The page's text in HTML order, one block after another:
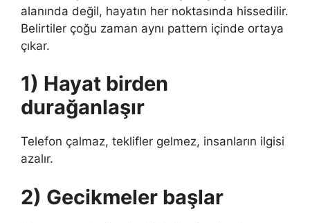
alanında değil, hayatın her noktasında hissedilir.
Belirtiler çoğu zaman aynı pattern içinde ortaya
çıkar.
1) Hayat birden
durağanlaşır
Telefon çalmaz, teklifler gelmez, insanların ilgisi
azalır.
2) Gecikmeler başlar